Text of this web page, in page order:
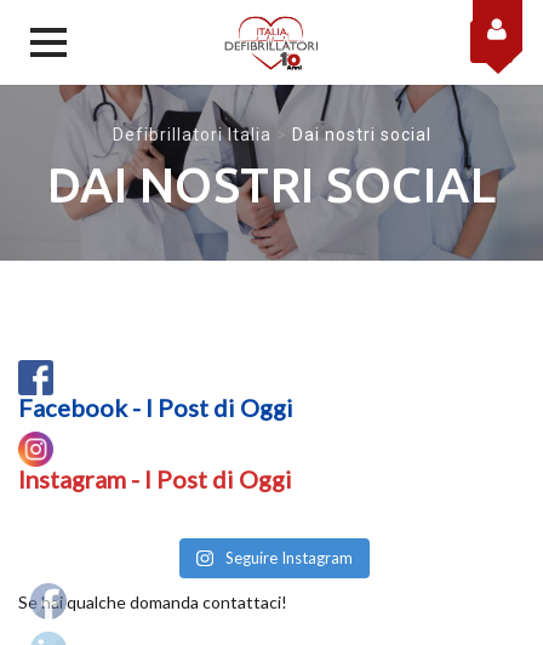
Skip to content
Defibrillatori Italia > Dai nostri social
DAI NOSTRI SOCIAL
Facebook - I Post di Oggi
Instagram - I Post di Oggi
Seguire Instagram
Se hai qualche domanda contattaci!